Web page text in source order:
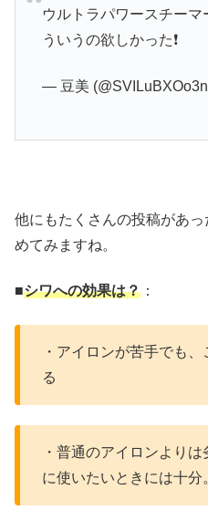
ウルトラパワースチーマ
ういうの欲しかった❗
— 豆美
他にもたくさんの投稿があ
めてみますね。
■シワへの効果は？ ：
・アイロンが苦手でも
る
・普通のアイロンより
に使いたいときには十分